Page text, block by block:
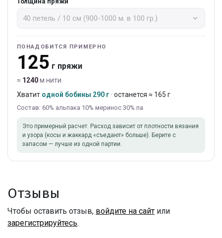
ПОНАДОБИТСЯ ПРИМЕРНО
125 г пряжи
≈ 1240м нити
Хватит одной бобины 290 г · останется ≈ 165 г
Состав: 60% альпака 10% меринос 30% па
Это примерный расчет. Расход зависит от плотности вязания
и узора (косы и жаккард «съедают» больше). Берите с
запасом — лучше из одной партии.
Отзывы
Чтобы оставить отзыв, войдите на сайт или
зарегистрируйтесь.